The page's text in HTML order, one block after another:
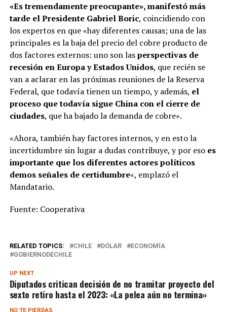
«Es tremendamente preocupante», manifestó más
tarde el Presidente Gabriel Boric, coincidiendo con
los expertos en que «hay diferentes causas; una de las
principales es la baja del precio del cobre producto de
dos factores externos: uno son lasperspectivas de
recesión en Europa y Estados Unidos, que recién se
van a aclarar en las próximas reuniones de la Reserva
Federal, que todavía tienen un tiempo, y además, el
proceso que todavía sigue China con el cierre de
ciudades, que ha bajado la demanda de cobre».
«Ahora, también hay factores internos, y en esto la
incertidumbre sin lugar a dudas contribuye, y por eso es
importante que los diferentes actores políticos
demos señales de certidumbre«, emplazó el
Mandatario.
Fuente: Cooperativa
RELATED TOPICS: CHILE DÓLAR
ECONOMÍA
GOBIERNODECHILE
UP NEXT
Diputados critican decisión de no tramitar proyecto del
sexto retiro hasta el 2023: «La pelea aún no termina»
NO TE PIERDAS